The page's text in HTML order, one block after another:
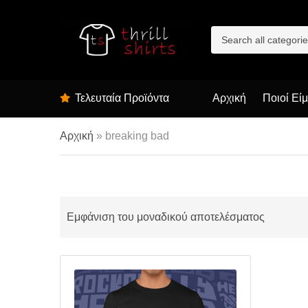
a
g
r
a
Τελευταία Προϊόντα Αρχική Ποιοί
Αρχική » breaking bad
Εμφάνιση του μοναδικού αποτελέσματος